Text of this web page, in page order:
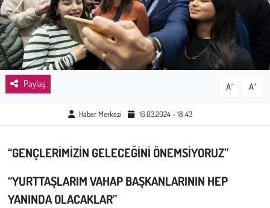
Paylaş A- A+
Haber Merkezi 16.03.2024 - 18:43
“GENÇLERİMİZİN GELECEĞİNİ ÖNEMSİYORUZ”
“YURTTAŞLARIM VAHAP BAŞKANLARININ HEP
YANINDA OLACAKLAR”
Kadın
Emek
Spor
İnsan Hakları